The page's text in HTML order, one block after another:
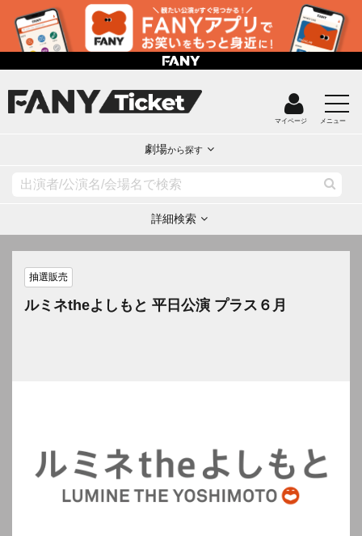
マイページ メニュー
劇場から探す
詳細検索
抽選販売
ルミネtheよしもと 平日公演 プラス６月